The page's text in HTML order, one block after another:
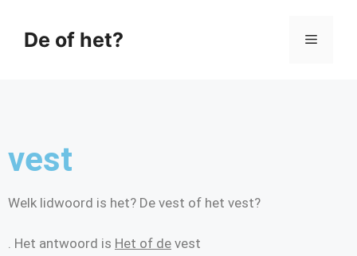
De of het?
vest
Welk lidwoord is het? De vest of het vest?
. Het antwoord is Het of de vest